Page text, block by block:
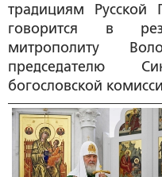
традициям Русской
говорится в
митрополиту
председателю
богословской